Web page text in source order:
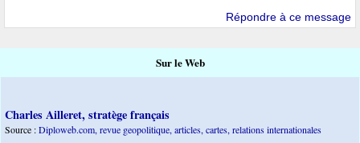
Répondre à ce message
Sur le Web
Charles Ailleret, stratège français
Source :Diploweb.com, revue geopolitique, articles, cartes, relations internationales